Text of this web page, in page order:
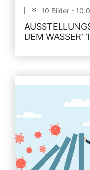
10 Bilder -
DEM WASSER'